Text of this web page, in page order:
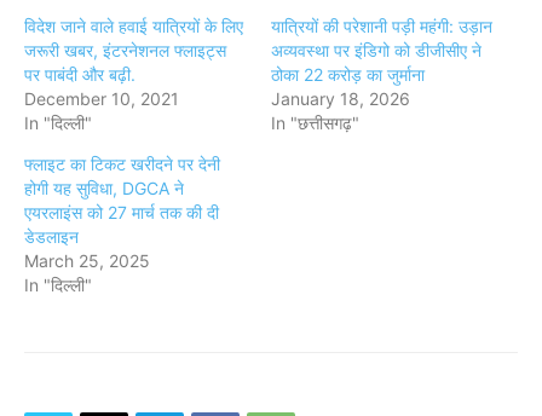
विदेश जाने वाले हवाई यात्रियों के लिए
जरूरी खबर, इंटरनेशनल फ्लाइट्स
पर पाबंदी और बढ़ी.
December 10, 2021
In "दिल्ली"
यात्रियों की परेशानी पड़ी महंगी: उड़ान
अव्यवस्था पर इंडिगो को डीजीसीए ने
ठोका 22 करोड़ का जुर्माना
January 18, 2026
In "छत्तीसगढ़"
फ्लाइट का टिकट खरीदने पर देनी
होगी यह सुविधा, DGCA ने
एयरलाइंस को 27 मार्च तक की दी
डेडलाइन
March 25, 2025
In "दिल्ली"